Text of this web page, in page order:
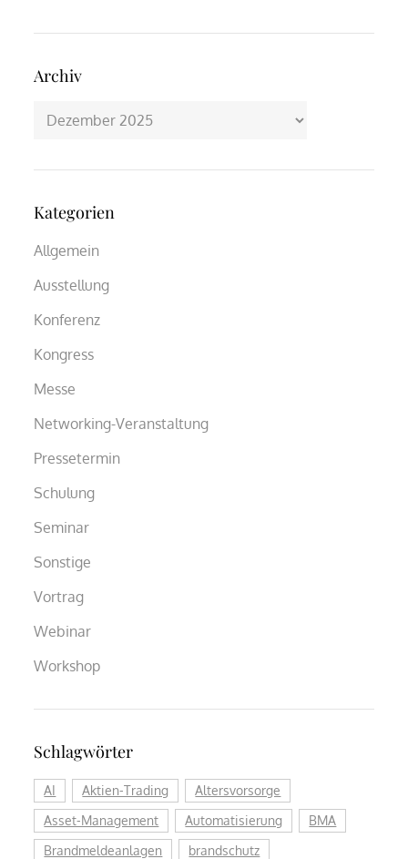
Archiv
Archiv
Kategorien
Allgemein
Ausstellung
Konferenz
Kongress
Messe
Networking-Veranstaltung
Pressetermin
Schulung
Seminar
Sonstige
Vortrag
Webinar
Workshop
Schlagwörter
AI Aktien-Trading
Altersvorsorge
Asset-Management
Automatisierung
BMA
Brandmeldeanlagen
brandschutz